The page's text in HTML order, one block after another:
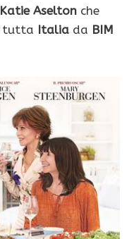
Katie Aselton che
tutta Italia da BIM